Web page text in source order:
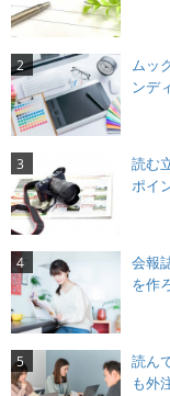
2
ムッ
ンデ
3
読む
ポイ
4
会報
を作
5
読ん
も外